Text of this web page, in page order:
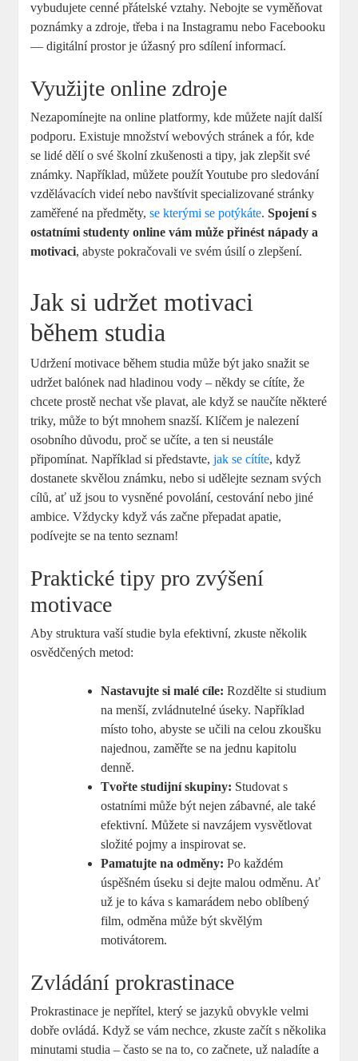
vybudujete cenné přátelské vztahy. Nebojte se vyměňovat
poznámky a zdroje, třeba i na Instagramu nebo Facebooku
— digitální prostor je úžasný pro sdílení informací.
Využijte online zdroje
Nezapomínejte na online platformy, kde můžete najít další
podporu. Existuje množství webových stránek a fór, kde
se lidé dělí o své školní zkušenosti a tipy, jak zlepšit své
známky. Například, můžete použít Youtube pro sledování
vzdělávacích videí nebo navštívit specializované stránky
zaměřené na předměty,se kterými se potýkáte.Spojení s
ostatními studenty online vám může přinést nápady a
motivaci, abyste pokračovali ve svém úsilí o zlepšení.
Jak si udržet motivaci
během studia
Udržení motivace během studia může být jako snažit se
udržet balónek nad hladinou vody – někdy se cítíte, že
chcete prostě nechat vše plavat, ale když se naučíte některé
triky, může to být mnohem snazší. Klíčem je nalezení
osobního důvodu, proč se učíte, a ten si neustále
připomínat. Například si představte,jak se cítíte, když
dostanete skvělou známku, nebo si udělejte seznam svých
cílů, ať už jsou to vysněné povolání, cestování nebo jiné
ambice. Vždycky když vás začne přepadat apatie,
podívejte se na tento seznam!
Praktické tipy pro zvýšení
motivace
Aby struktura vaší studie byla efektivní, zkuste několik
osvědčených metod:
Nastavujte si malé cíle: Rozdělte si studium
na menší, zvládnutelné úseky. Například
místo toho, abyste se učili na celou zkoušku
najednou, zaměřte se na jednu kapitolu
denně.
Tvořte studijní skupiny: Studovat s
ostatními může být nejen zábavné, ale také
efektivní. Můžete si navzájem vysvětlovat
složité pojmy a inspirovat se.
Pamatujte na odměny: Po každém
úspěšném úseku si dejte malou odměnu. Ať
už je to káva s kamarádem nebo oblíbený
film, odměna může být skvělým
motivátorem.
Zvládání prokrastinace
Prokrastinace je nepřítel, který se jazyků obvykle velmi
dobře ovládá. Když se vám nechce, zkuste začít s několika
minutami studia – často se na to, co začnete, už naladíte a